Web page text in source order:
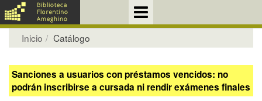
Inicio Catálogo
Sanciones a usuarios con préstamos vencidos: no
podrán inscribirse a cursada ni rendir exámenes finales